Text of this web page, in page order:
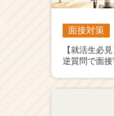
面接対策
【就活生必
逆質問で面